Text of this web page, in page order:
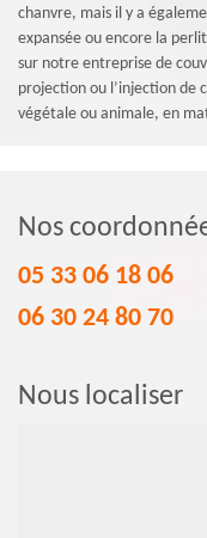
chanvre, mais il y a
expansée ou encore la
sur notre entreprise de
projection ou l’injection de
végétale ou animale, en
Nos
05 33 06 18 06
06 30 24 80 70
Nous localiser